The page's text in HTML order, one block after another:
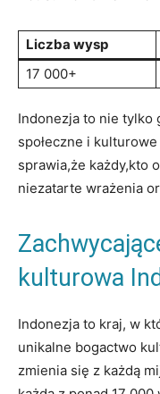
Liczba wysp
17 000+
Indonezja to nie tylko
społeczne i
sprawia,że każdy,kto
niezatarte wrażenia
kulturowa
Indonezja to ⁣kraj, ‍w
unikalne bogactwo
zmienia się z każdą